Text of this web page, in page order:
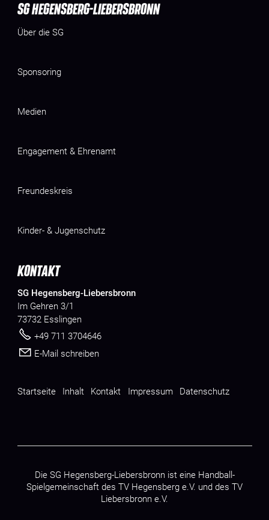
SG HEGENSBERG-LIEBERSBRONN
Über die SG
Sponsoring
Medien
Engagement & Ehrenamt
Freundeskreis
Kinder- & Jugenschutz
KONTAKT
SG Hegensberg-Liebersbronn
Im Gehren 3/1
73732 Esslingen
+49 711 3704646
E-Mail schreiben
Startseite Inhalt Kontakt Impressum Datenschutz
Die SG Hegensberg-Liebersbronn ist eine Handball-
Spielgemeinschaft des TV Hegensberg e.V. und des TV
Liebersbronn e.V.